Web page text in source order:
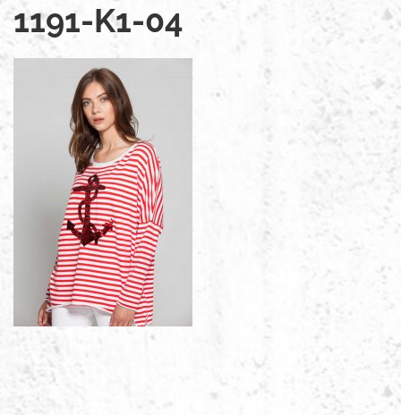
1191-K1-04